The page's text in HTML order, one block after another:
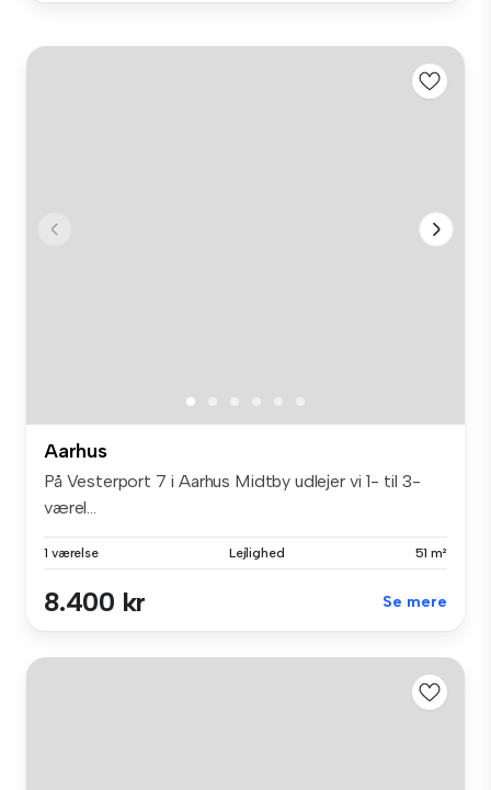
Aarhus
På Vesterport 7 i Aarhus Midtby udlejer vi 1- til 3-
værel...
1 værelse Lejlighed 51 m²
8.400 kr Se mere